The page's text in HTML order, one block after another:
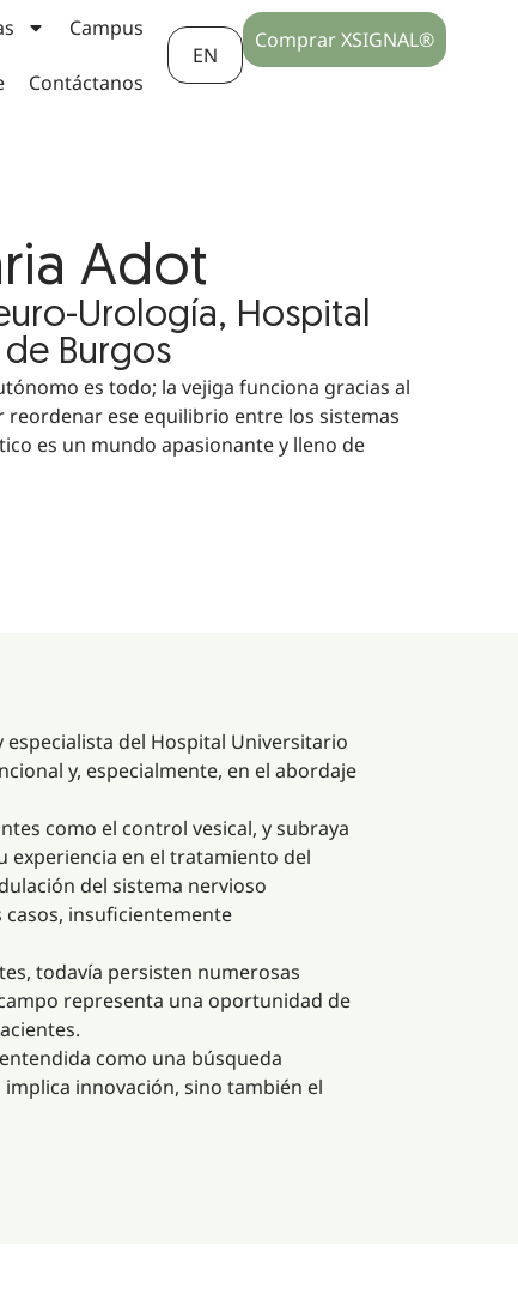
Campus
Contáctanos
EN
Comprar XSIGNAL®
Adot
Urología, Hospital
Burgos
es todo; la vejiga funciona gracias al
reordenar ese equilibrio entre los sistemas
es un mundo apasionante y lleno de
del Hospital Universitario
y, especialmente, en el abordaje
como el control vesical, y subraya
experiencia en el tratamiento del
del sistema nervioso
insuficientemente
todavía persisten numerosas
representa una oportunidad de
como una búsqueda
innovación, sino también el